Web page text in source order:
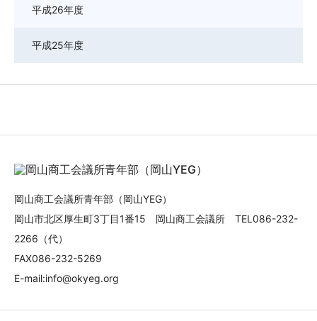
平成26年度
平成25年度
岡山商工会議所青年部（岡山YEG）
岡山市北区厚生町3丁目1番15 岡山商工会議所 TEL086-232-
2266（代）
FAX086-232-5269
E-mail:info@okyeg.org